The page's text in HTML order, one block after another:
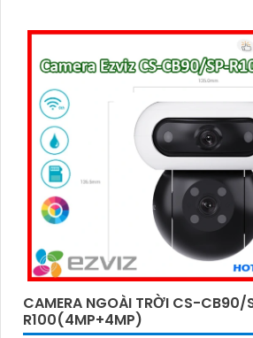
CAMERA NGOÀI TRỜI CS-CB90/
R100(4MP+4MP)